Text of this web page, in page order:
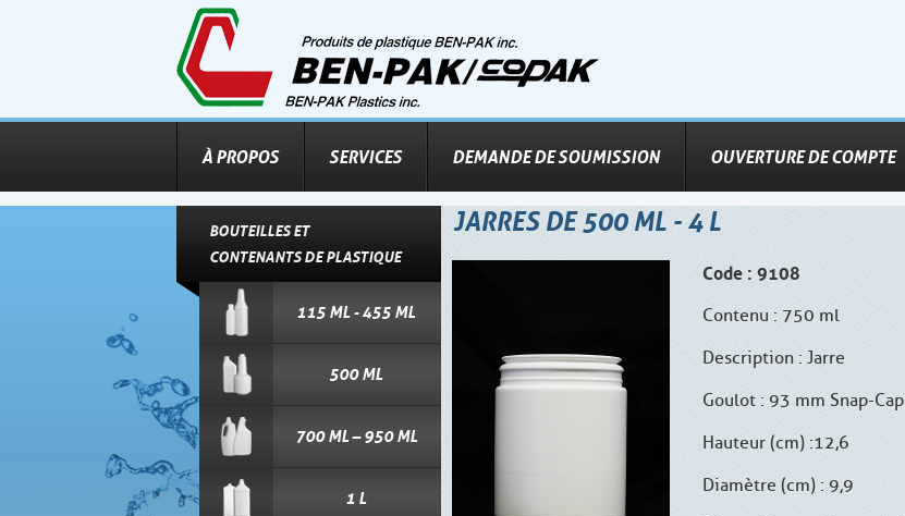
À PROPOS SERVICES DEMANDE DE SOUMISSION OUVERTURE DE COMPTE
BOUTEILLES ET
CONTENANTS DE PLASTIQUE
115 ML - 455 ML
500 ML
700 ML – 950 ML
1 L
JARRES DE 500 ML - 4 L
Code : 9108
Contenu : 750 ml
Description : Jarre
Goulot : 93 mm Snap-Cap
Hauteur (cm) : 12,6
Diamètre (cm) : 9,9